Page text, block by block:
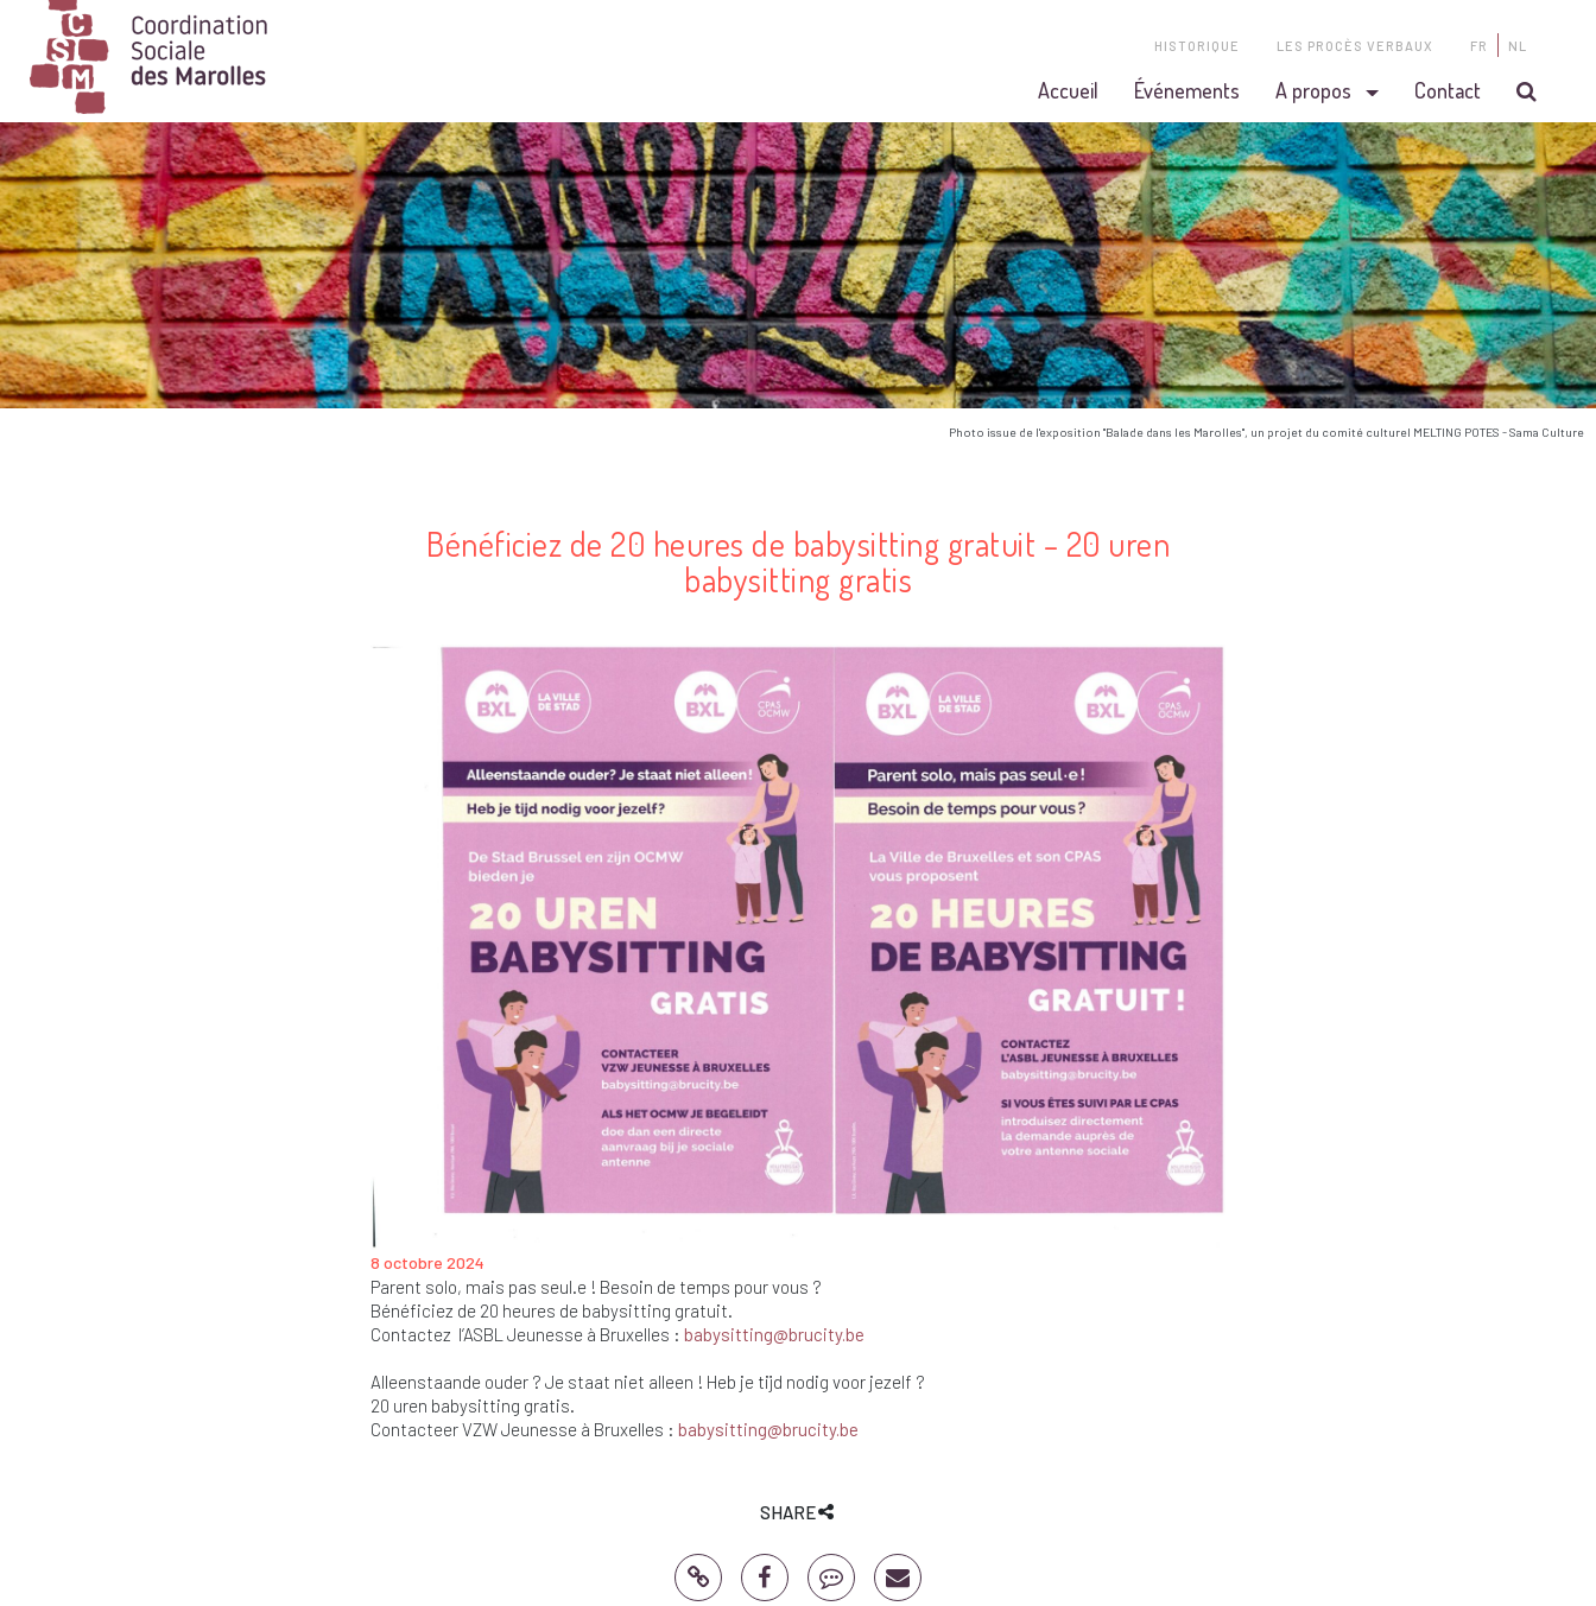
Main Navigation
HISTORIQUE LES PROCÈS VERBAUX FR NL
Accueil Événements A propos Contact
Photo issue de l'exposition "Balade dans les Marolles", un projet du comité culturel MELTING POTES - Sama Culture
Bénéficiez de 20 heures de babysitting gratuit – 20 uren
babysitting gratis
8 octobre 2024
Parent solo, mais pas seul.e ! Besoin de temps pour vous ?
Bénéficiez de 20 heures de babysitting gratuit.
Contactez l’ASBL Jeunesse à Bruxelles : babysitting@brucity.be
Alleenstaande ouder ? Je staat niet alleen ! Heb je tijd nodig voor jezelf ?
20 uren babysitting gratis.
Contacteer VZW Jeunesse à Bruxelles : babysitting@brucity.be
SHARE